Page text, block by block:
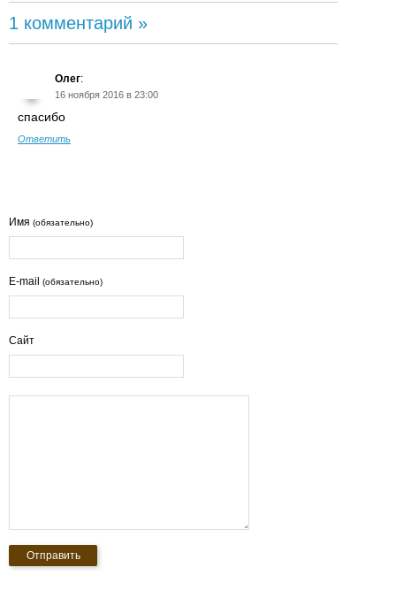
1 комментарий »
Олег:
16 ноября 2016 в 23:00
спасибо
Ответить
Имя (обязательно)
E-mail (обязательно)
Сайт